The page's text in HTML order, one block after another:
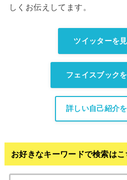
しくお伝えしてます。
ツイッターを
フェイスブック
詳しい自己紹介
お好きなキーワードで検索は